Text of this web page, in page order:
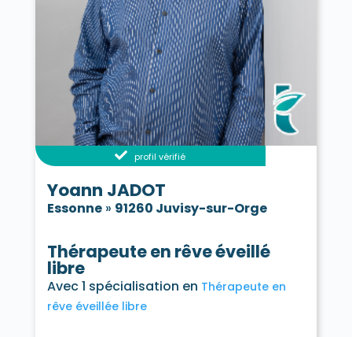
profil vérifié
Yoann JADOT
Essonne» 91260 Juvisy-sur-Orge
Thérapeute en rêve éveillé
libre
Avec 1 spécialisation en Thérapeute en
rêve éveillée libre